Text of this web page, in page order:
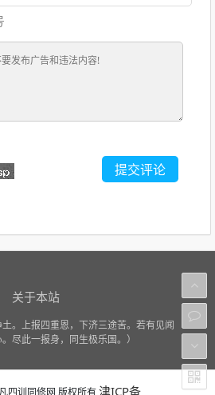
关于本站
土。上报四重恩，下济三途苦。若有见闻
尽此一报身，同生极乐国。）
四训同修网 版权所有津ICP备